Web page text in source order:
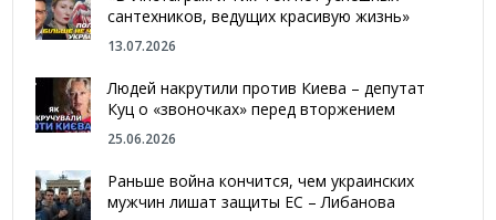
сантехников, ведущих красивую жизнь»
13.07.2026
Людей накрутили против Киева – депутат
Куц о «звоночках» перед вторжением
25.06.2026
Раньше война кончится, чем украинских
мужчин лишат защиты ЕС – Либанова